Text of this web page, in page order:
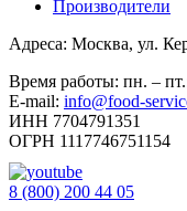
Производители
Адреса: Москва, ул.
Время работы: пн. –
E-mail: info@food-
ИНН 7704791351
ОГРН 1117746751154
8 (800) 200 44 05